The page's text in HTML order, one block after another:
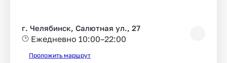
г. Челябинск, Салютная ул., 27
Ежедневно 10:00–22:00
Проложить маршрут